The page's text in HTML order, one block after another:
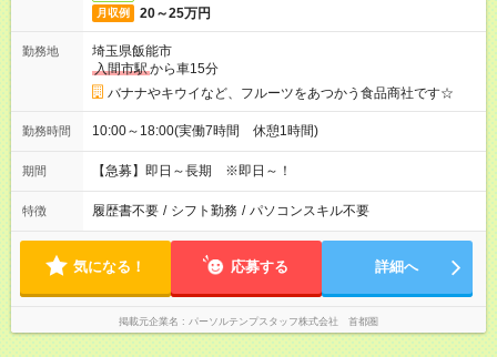
月収例 20～25万円
勤務地
埼玉県飯能市
入間市駅から車15分
バナナやキウイなど、フルーツをあつかう食品商社です☆
勤務時間 10:00～18:00(実働7時間 休憩1時間)
期間 【急募】即日～長期 ※即日～！
特徴 履歴書不要 / シフト勤務 / パソコンスキル不要
気になる！ 応募する 詳細へ
掲載元企業名 パーソルテンプスタッフ株式会社 首都圏